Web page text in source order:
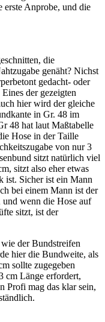
erste Anprobe, und die
die
genäht? Nichst
gedacht- oder
der gezeigten
hier wird der gleiche
in Gr. 48 im
48 hat laut Maßtabelle
Hose in der Taille
von nur 3
sitzt natürlich viel
sitzt also eher etwas
ist. Sicher ist ein Mann
bei einem Mann ist der
wenn die Hose auf
sitzt, ist der
der Bundstreifen
hier die Bundweite, als
sollte zugegeben
cm Länge erfordert,
Profi mag das klar sein,